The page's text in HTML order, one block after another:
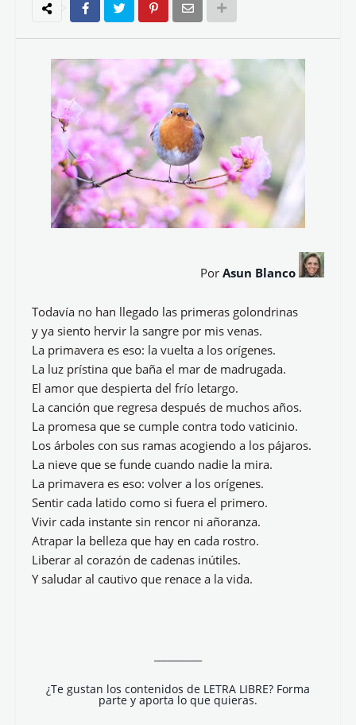
Por Asun Blanco
Todavía no han llegado las primeras golondrinas
y ya siento hervir la sangre por mis venas.
La primavera es eso: la vuelta a los orígenes.
La luz prístina que baña el mar de madrugada.
El amor que despierta del frío letargo.
La canción que regresa después de muchos años.
La promesa que se cumple contra todo vaticinio.
Los árboles con sus ramas acogiendo a los pájaros.
La nieve que se funde cuando nadie la mira.
La primavera es eso: volver a los orígenes.
Sentir cada latido como si fuera el primero.
Vivir cada instante sin rencor ni añoranza.
Atrapar la belleza que hay en cada rostro.
Liberar al corazón de cadenas inútiles.
Y saludar al cautivo que renace a la vida.
¿Te gustan los contenidos de LETRA LIBRE? Forma
parte y aporta lo que quieras.